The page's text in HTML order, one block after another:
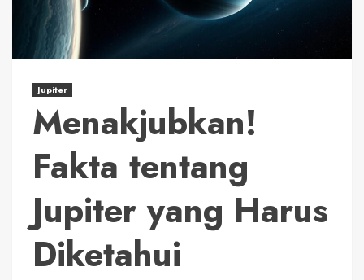
Jupiter
Menakjubkan!
Fakta tentang
Jupiter yang Harus
Diketahui